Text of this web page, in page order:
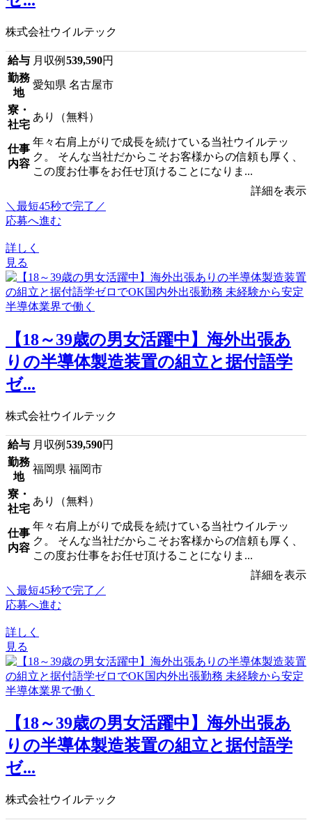
株式会社ウイルテック
給与 月収例 539,590円
勤務
地
愛知県 名古屋市
寮・
社宅
あり（無料）
仕事
内容
年々右肩上がりで成長を続けている当社ウイルテッ
ク。 そんな当社だからこそお客様からの信頼も厚く、
この度お仕事をお任せ頂けることになりま...
詳細を表示
＼最短45秒で完了／
応募へ進む
詳しく
見る
【18～39歳の男女活躍中】海外出張あ
りの半導体製造装置の組立と据付語学
ゼ...
株式会社ウイルテック
給与 月収例 539,590円
勤務
地
福岡県 福岡市
寮・
社宅
あり（無料）
仕事
内容
年々右肩上がりで成長を続けている当社ウイルテッ
ク。 そんな当社だからこそお客様からの信頼も厚く、
この度お仕事をお任せ頂けることになりま...
詳細を表示
＼最短45秒で完了／
応募へ進む
詳しく
見る
【18～39歳の男女活躍中】海外出張あ
りの半導体製造装置の組立と据付語学
ゼ...
株式会社ウイルテック